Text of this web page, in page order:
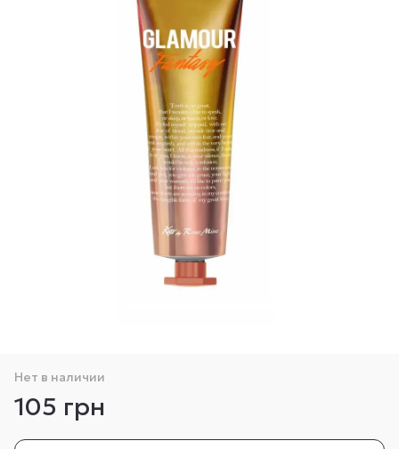
Нет в наличии
105 грн